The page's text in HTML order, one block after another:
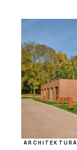
ARCHITEKTURA